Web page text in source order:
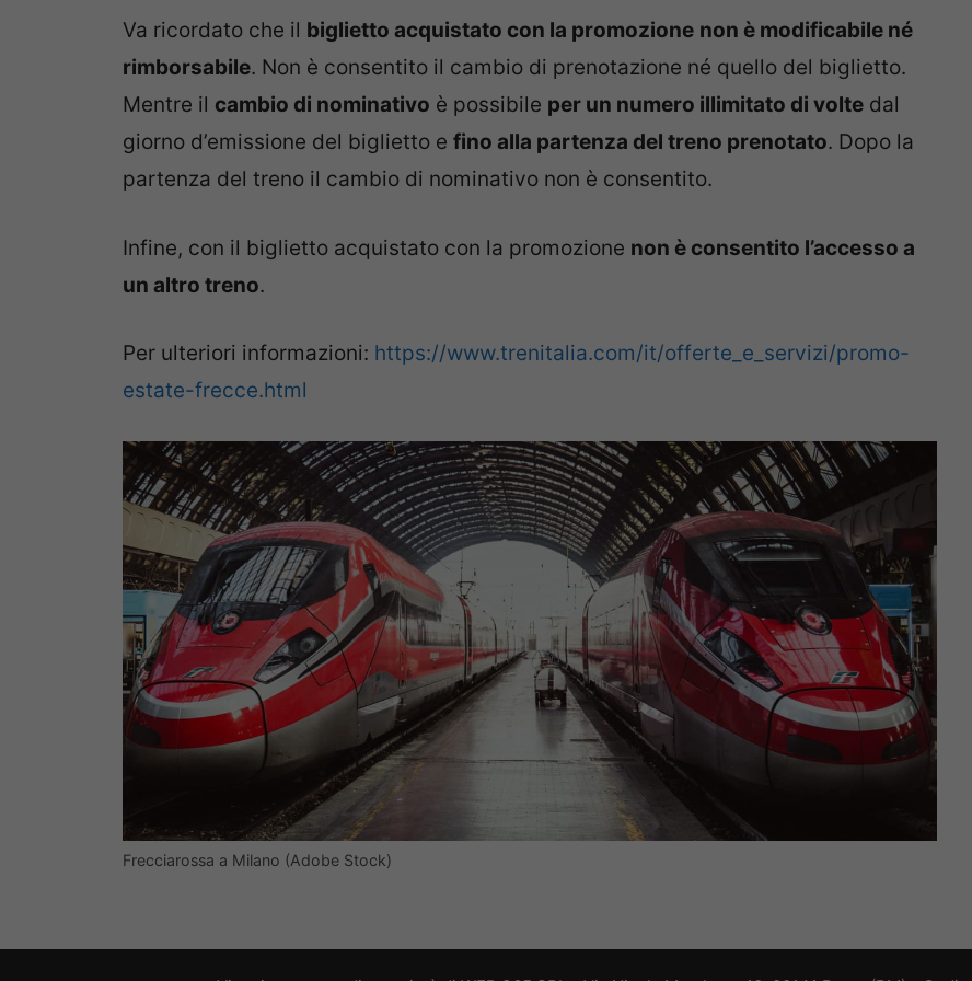
Va ricordato che il biglietto acquistato con la promozione non è modificabile né
rimborsabile. Non è consentito il cambio di prenotazione né quello del biglietto.
Mentre il cambio di nominativo è possibile per un numero illimitato di volte dal
giorno d’emissione del biglietto e fino alla partenza del treno prenotato. Dopo la
partenza del treno il cambio di nominativo non è consentito.
Infine, con il biglietto acquistato con la promozione non è consentito l’accesso a
un altro treno.
Per ulteriori informazioni: https://www.trenitalia.com/it/offerte_e_servizi/promo-
estate-frecce.html
Frecciarossa a Milano (Adobe Stock)